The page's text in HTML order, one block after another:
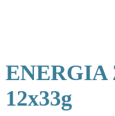
ENERGIA
12x33g